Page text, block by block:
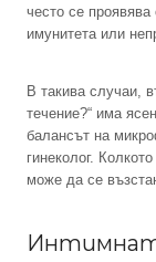
често се
имунитета или
В такива случаи,
течение?“ има
балансът на
гинеколог.
може да се